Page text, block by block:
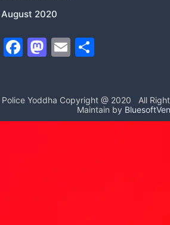
August 2020
F
e
b
M
o
d
E
l
e
Police Yoddha Copyright @ 2020
All
Maintain by